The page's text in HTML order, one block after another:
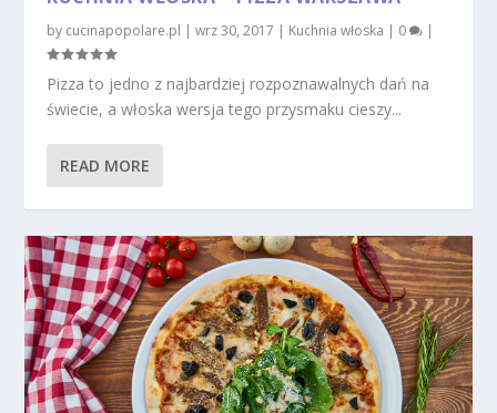
by cucinapopolare.pl |wrz 30, 2017 | Kuchnia włoska | 0 |
Pizza to jedno z najbardziej rozpoznawalnych dań na
świecie, a włoska wersja tego przysmaku cieszy...
READ MORE